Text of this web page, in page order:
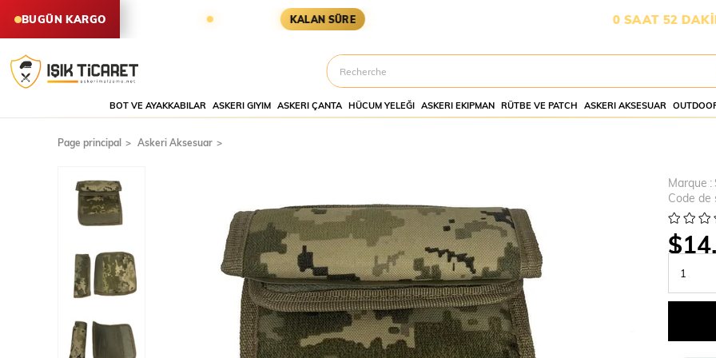
BUGÜN KARGO
AYNI GÜN KARGODA KALAN SÜRE KARGOYA YETİŞMESİ İÇİN KALAN SÜRE: 0 SAAT 52 DAKİKA 29
BOT VE AYAKKABILAR ASKERI GIYIM ASKERI ÇANTA HÜCUM YELEĞI ASKERI EKIPMAN RÜTBE VE PATCH ASKERI AKSESUAR
Page principal Askeri Aksesuar
Marque :
Code de